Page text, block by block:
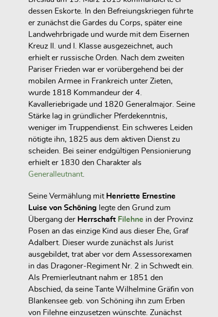
dessen Eskorte. In den Befreiungskriegen führte
er zunächst die Gardes du Corps, später eine
Landwehrbrigade und wurde mit dem Eisernen
Kreuz II. und I. Klasse ausgezeichnet, auch
erhielt er russische Orden. Nach dem zweiten
Pariser Frieden war er vorübergehend bei der
mobilen Armee in Frankreich unter Zieten,
wurde 1818 Kommandeur der 4.
Kavalleriebrigade und 1820 Generalmajor. Seine
Stärke lag in gründlicher Pferdekenntnis,
weniger im Truppendienst. Ein schweres Leiden
nötigte ihn, 1825 aus dem aktiven Dienst zu
scheiden. Bei seiner endgültigen Pensionierung
erhielt er 1830 den Charakter als
Generalleutnant.
Seine Vermählung mit Henriette Ernestine
Luise von Schöning legte den Grund zum
Übergang der Herrschaft Filehne in der Provinz
Posen an das einzige Kind aus dieser Ehe, Graf
Adalbert. Dieser wurde zunächst als Jurist
ausgebildet, trat aber vor dem Assessorexamen
in das Dragoner-Regiment Nr. 2 in Schwedt ein.
Als Premierleutnant nahm er 1851 den
Abschied, da seine Tante Wilhelmine Gräfin von
Blankensee geb. von Schöning ihn zum Erben
von Filehne einzusetzen wünschte. Zunächst